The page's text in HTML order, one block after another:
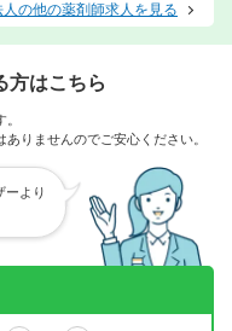
人の他の薬剤師求人を見る
方はこちら
りませんのでご安心ください。
ーより